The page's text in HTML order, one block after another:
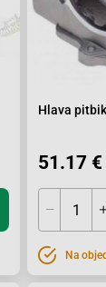
Hlava
51.17 €
Na